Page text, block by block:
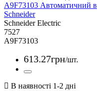
A9F73103 Автоматичний
Schneider
Schneider Electric
7527
A9F73103
613.27грн/шт.